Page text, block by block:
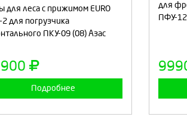
для леса с прижимом EURO
для погрузчика
ПКУ-09 (08) Азас
Подробнее
для
ПФУ-